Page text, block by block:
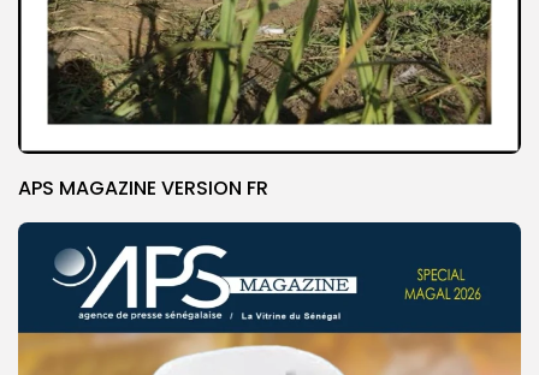
APS MAGAZINE VERSION FR